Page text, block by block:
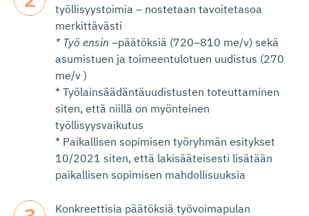
työllisyystoimia – nostetaan tavoitetasoa
merkittävästi
* Työ ensin –päätöksiä (720–810 me/v) sekä
asumistuen ja toimeentulotuen uudistus (270
me/v )
* Työlainsäädäntäuudistusten toteuttaminen
siten, että niillä on myönteinen
työllisyysvaikutus​
* Paikallisen sopimisen työryhmän esitykset
10/2021 siten, että lakisääteisesti lisätään
paikallisen sopimisen mahdollisuuksia
Konkreettisia päätöksiä työvoimapulan